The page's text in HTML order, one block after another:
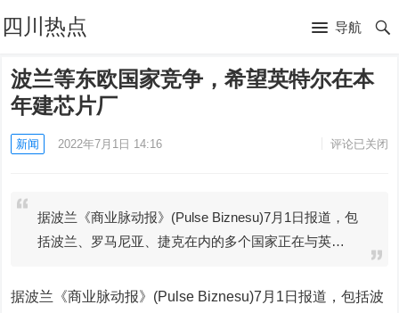
四川热点 导航
波兰等东欧国家竞争，希望英特尔在本
年建芯片厂
新闻 2022年7月1日 14:16 评论已关闭
据波兰《商业脉动报》(Pulse Biznesu)7月1日报道，包
括波兰、罗马尼亚、捷克在内的多个国家正在与英…
据波兰《商业脉动报》(Pulse Biznesu)7月1日报道，包括波